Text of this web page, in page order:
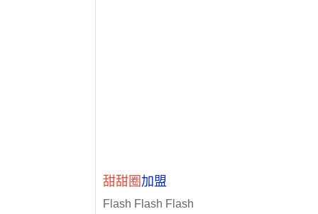
甜甜圈 加盟
Flash Flash Flash